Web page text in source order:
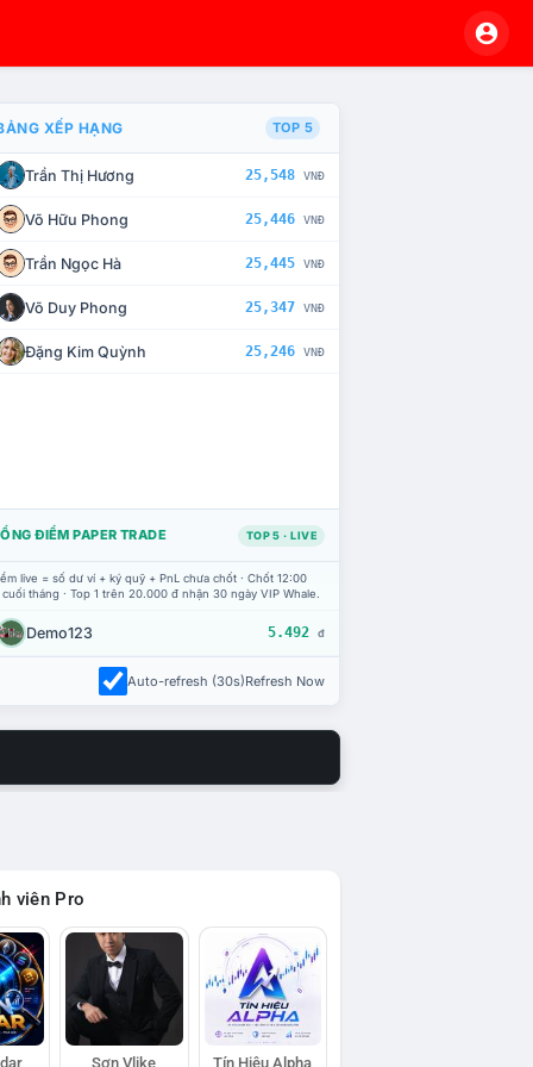
CHẾ TÀI XỬ LÝ VI PHẠM
XẾP HẠNG TOP 5
Trần Thị Hương 25,548 VNĐ
Võ Hữu Phong 25,446 VNĐ
Trần Ngọc Hà 25,445 VNĐ
Võ Duy Phong 25,347 VNĐ
Đặng Kim Quỳnh 25,246 VNĐ
ĐIỂM PAPER TRADE TOP 5 · LIVE
live = số dư ví + ký quỹ + PnL chưa chốt · Chốt 12:00
tháng · Top 1 trên 20.000 đ nhận 30 ngày VIP Whale.
Demo123 5.492 đ
Auto-refresh (30s)Refresh Now
viên Pro
Sơn Vlike Tín Hiệu Alpha